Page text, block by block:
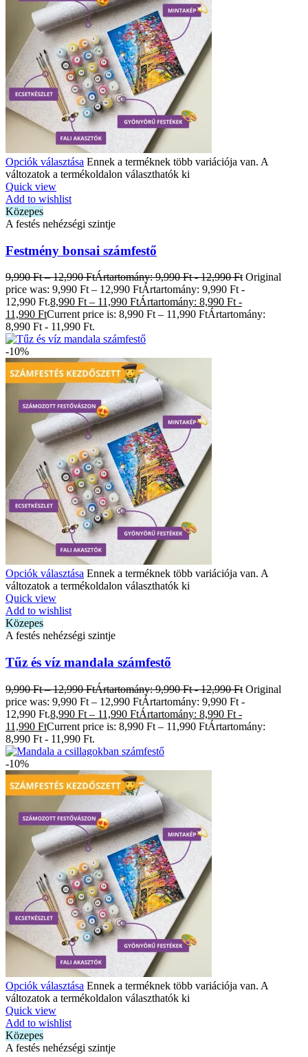
Opciók választása Ennek a terméknek több variációja van. A
változatok a termékoldalon választhatók ki
Quick view
Add to wishlist
Közepes
A festés nehézségi szintje
Festmény bonsai számfestő
9,990Ft – 12,990FtÁrtartomány: 9,990 Ft - 12,990 Ft Original
price was: 9,990 Ft – 12,990 FtÁrtartomány: 9,990 Ft -
12,990 Ft.8,990 Ft – 11,990 FtÁrtartomány: 8,990 Ft -
11,990 FtCurrent price is: 8,990 Ft – 11,990 FtÁrtartomány:
8,990 Ft - 11,990 Ft.
-10%
Opciók választása Ennek a terméknek több variációja van. A
változatok a termékoldalon választhatók ki
Quick view
Add to wishlist
Közepes
A festés nehézségi szintje
Tűz és víz mandala számfestő
9,990Ft – 12,990FtÁrtartomány: 9,990 Ft - 12,990 Ft Original
price was: 9,990 Ft – 12,990 FtÁrtartomány: 9,990 Ft -
12,990 Ft.8,990 Ft – 11,990 FtÁrtartomány: 8,990 Ft -
11,990 FtCurrent price is: 8,990 Ft – 11,990 FtÁrtartomány:
8,990 Ft - 11,990 Ft.
-10%
Opciók választása Ennek a terméknek több variációja van. A
változatok a termékoldalon választhatók ki
Quick view
Add to wishlist
Közepes
A festés nehézségi szintje